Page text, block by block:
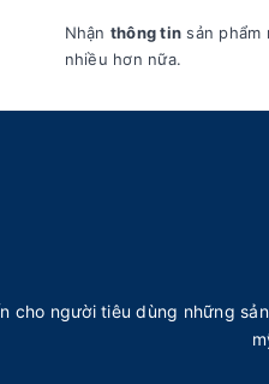
Nhận thông tin sản phẩm
nhiều hơn nữa.
cho người tiêu dùng những